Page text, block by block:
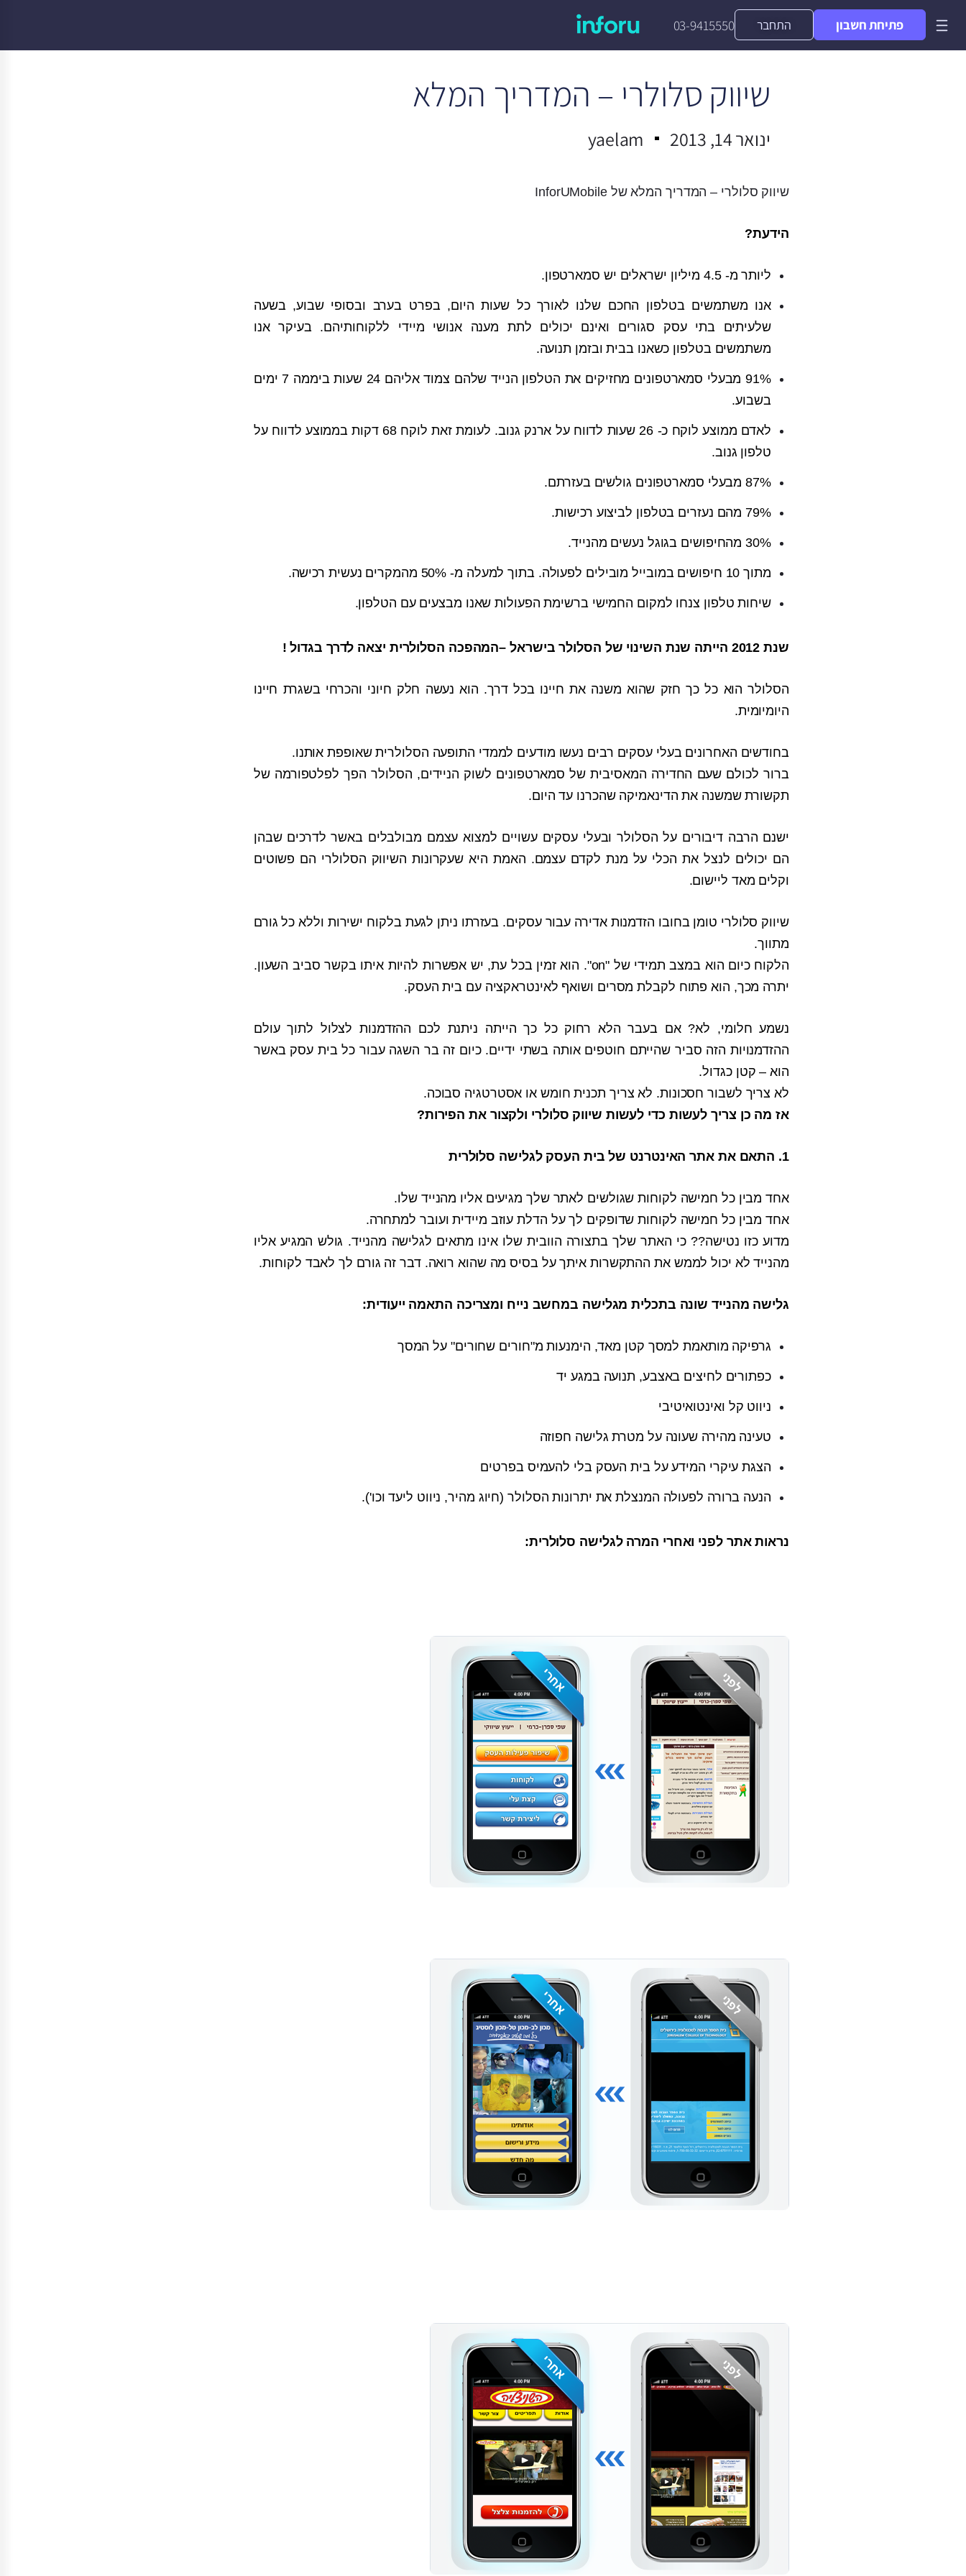
03-9415550 התחבר פתיחת חשבון
שיווק סלולרי – המדריך המלא
ינואר 14, 2013 yaelam
שיווק סלולרי – המדריך המלא של InforUMobile
הידעת?
ליותר מ- 4.5 מיליון ישראלים יש סמארטפון.
אנו משתמשים בטלפון החכם שלנו לאורך כל שעות היום, בפרט בערב ובסופי שבוע, בשעה
שלעיתים בתי עסק סגורים ואינם יכולים לתת מענה אנושי מיידי ללקוחותיהם. בעיקר אנו
משתמשים בטלפון כשאנו בבית ובזמן תנועה.
91% מבעלי סמארטפונים מחזיקים את הטלפון הנייד שלהם צמוד אליהם 24 שעות ביממה 7 ימים
בשבוע.
לאדם ממוצע לוקח כ- 26 שעות לדווח על ארנק גנוב. לעומת זאת לוקח 68 דקות בממוצע לדווח על
טלפון גנוב.
87% מבעלי סמארטפונים גולשים בעזרתם.
79% מהם נעזרים בטלפון לביצוע רכישות.
30% מהחיפושים בגוגל נעשים מהנייד.
מתוך 10 חיפושים במובייל מובילים לפעולה. בתוך למעלה מ- 50% מהמקרים נעשית רכישה.
שיחות טלפון צנחו למקום החמישי ברשימת הפעולות שאנו מבצעים עם הטלפון.
שנת 2012 הייתה שנת השינוי של הסלולר בישראל –המהפכה הסלולרית יצאה לדרך בגדול !
הסלולר הוא כל כך חזק שהוא משנה את חיינו בכל דרך. הוא נעשה חלק חיוני והכרחי בשגרת חיינו
היומיומית.
בחודשים האחרונים בעלי עסקים רבים נעשו מודעים לממדי התופעה הסלולרית שאופפת אותנו.
ברור לכולם שעם החדירה המאסיבית של סמארטפונים לשוק הניידים, הסלולר הפך לפלטפורמה של
תקשורת שמשנה את הדינאמיקה שהכרנו עד היום.
ישנם הרבה דיבורים על הסלולר ובעלי עסקים עשויים למצוא עצמם מבולבלים באשר לדרכים שבהן
הם יכולים לנצל את הכלי על מנת לקדם עצמם. האמת היא שעקרונות השיווק הסלולרי הם פשוטים
וקלים מאד ליישום.
שיווק סלולרי טומן בחובו הזדמנות אדירה עבור עסקים. בעזרתו ניתן לגעת בלקוח ישירות וללא כל גורם
מתווך.
הלקוח כיום הוא במצב תמידי של "on". הוא זמין בכל עת, יש אפשרות להיות איתו בקשר סביב השעון.
יתרה מכך, הוא פתוח לקבלת מסרים ושואף לאינטראקציה עם בית העסק.
נשמע חלומי, לא? אם בעבר הלא רחוק כל כך הייתה ניתנת לכם ההזדמנות לצלול לתוך עולם
ההזדמנויות הזה סביר שהייתם חוטפים אותה בשתי ידיים. כיום זה בר השגה עבור כל בית עסק באשר
הוא – קטן כגדול.
לא צריך לשבור חסכונות. לא צריך תכנית חומש או אסטרטגיה סבוכה.
אז מה כן צריך לעשות כדי לעשות שיווק סלולרי ולקצור את הפירות?
1. התאם את אתר האינטרנט של בית העסק לגלישה סלולרית
אחד מבין כל חמישה לקוחות שגולשים לאתר שלך מגיעים אליו מהנייד שלו.
אחד מבין כל חמישה לקוחות שדופקים לך על הדלת עוזב מיידית ועובר למתחרה.
מדוע כזו נטישה?? כי האתר שלך בתצורה הוובית שלו אינו מתאים לגלישה מהנייד. גולש המגיע אליו
מהנייד לא יכול לממש את ההתקשרות איתך על בסיס מה שהוא רואה. דבר זה גורם לך לאבד לקוחות.
גלישה מהנייד שונה בתכלית מגלישה במחשב נייח ומצריכה התאמה ייעודית:
גרפיקה מותאמת למסך קטן מאד, הימנעות מ"חורים שחורים" על המסך
כפתורים לחיצים באצבע, תנועה במגע יד
ניווט קל ואינטואיטיבי
טעינה מהירה שעונה על מטרת גלישה חפוזה
הצגת עיקרי המידע על בית העסק בלי להעמיס בפרטים
הנעה ברורה לפעולה המנצלת את יתרונות הסלולר (חיוג מהיר, ניווט ליעד וכו').
נראות אתר לפני ואחרי המרה לגלישה סלולרית: